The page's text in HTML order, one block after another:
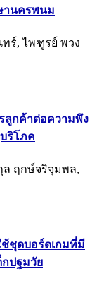
านครพนม
ร์, ไพฑูรย์ พวง
ลูกค้าต่อความพึง
ริโภค
ฤกษ์จริจุมพล,
ช้ชุดบอร์ดเกมที่มี
กปฐมวัย